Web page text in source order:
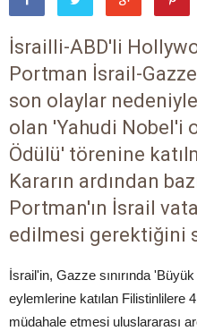
İsrailli-ABD'li
Portman İsrail-Gazze
son olaylar
olan 'Yahudi Nobel'i
Ödülü' törenine
Kararın ardından
Portman'ın İsrail
edilmesi gerektiğini
İsrail'in, Gazze sınırında
eylemlerine katılan Filistinlilere
müdahale etmesi uluslararası